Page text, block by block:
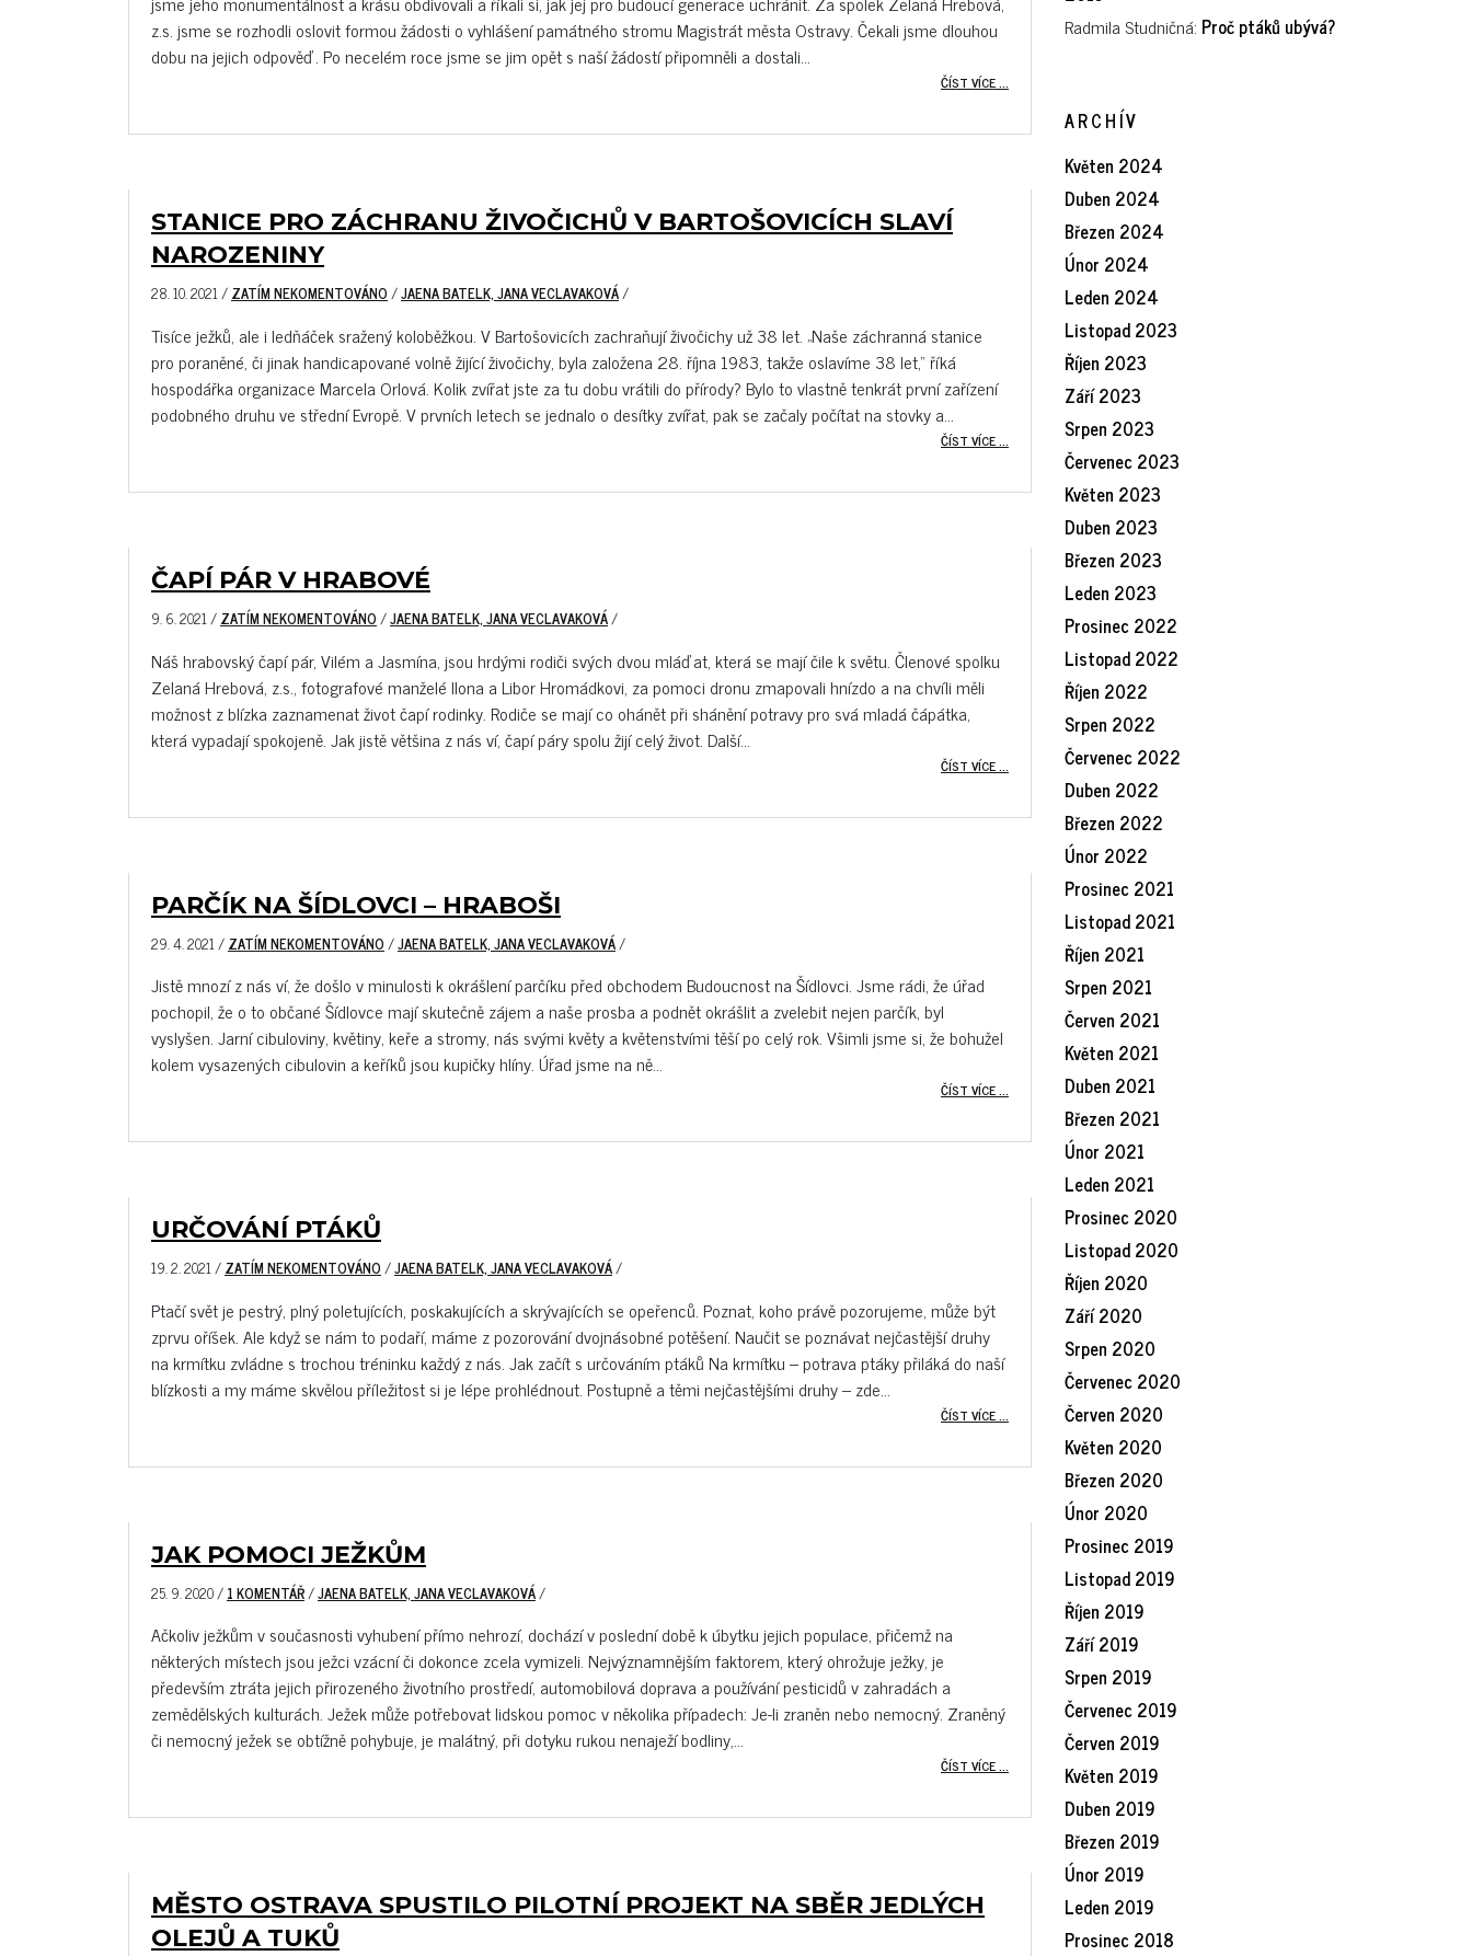
z.s. jsme se rozhodli oslovit formou žádosti o vyhlášení památného stromu Magistrát města Ostravy. Čekali jsme dlouhou
dobu na jejich odpověď. Po necelém roce jsme se jim opět s naší žádostí připomněli a dostali...
ČÍST VÍCE ...
STANICE PRO ZÁCHRANU ŽIVOČICHŮ V BARTOŠOVICÍCH SLAVÍ
NAROZENINY
28. 10. 2021/ZATÍM NEKOMENTOVÁNO/JAENA BATELK, JANA VECLAVAKOVÁ/
Tisíce ježků, ale i ledňáček sražený koloběžkou. V Bartošovicích zachraňují živočichy už 38 let. „Naše záchranná stanice
pro poraněné, či jinak handicapované volně žijící živočichy, byla založena 28. října 1983, takže oslavíme 38 let,“ říká
hospodářka organizace Marcela Orlová. Kolik zvířat jste za tu dobu vrátili do přírody? Bylo to vlastně tenkrát první zařízení
podobného druhu ve střední Evropě. V prvních letech se jednalo o desítky zvířat, pak se začaly počítat na stovky a...
ČÍST VÍCE ...
ČAPÍ PÁR V HRABOVÉ
9. 6. 2021/ZATÍM NEKOMENTOVÁNO/JAENA BATELK, JANA VECLAVAKOVÁ/
Náš hrabovský čapí pár, Vilém a Jasmína, jsou hrdými rodiči svých dvou mláďat, která se mají čile k světu. Členové spolku
Zelaná Hrebová, z.s., fotografové manželé Ilona a Libor Hromádkovi, za pomoci dronu zmapovali hnízdo a na chvíli měli
možnost z blízka zaznamenat život čapí rodinky. Rodiče se mají co ohánět při shánění potravy pro svá mladá čápátka,
která vypadají spokojeně. Jak jistě většina z nás ví, čapí páry spolu žijí celý život. Další...
ČÍST VÍCE ...
PARČÍK NA ŠÍDLOVCI – HRABOŠI
29. 4. 2021/ZATÍM NEKOMENTOVÁNO/JAENA BATELK, JANA VECLAVAKOVÁ/
Jistě mnozí z nás ví, že došlo v minulosti k okrášlení parčíku před obchodem Budoucnost na Šídlovci. Jsme rádi, že úřad
pochopil, že o to občané Šídlovce mají skutečně zájem a naše prosba a podnět okrášlit a zvelebit nejen parčík, byl
vyslyšen. Jarní cibuloviny, květiny, keře a stromy, nás svými květy a květenstvími těší po celý rok. Všimli jsme si, že bohužel
kolem vysazených cibulovin a keříků jsou kupičky hlíny. Úřad jsme na ně...
ČÍST VÍCE ...
URČOVÁNÍ PTÁKŮ
19. 2. 2021/ZATÍM NEKOMENTOVÁNO/JAENA BATELK, JANA VECLAVAKOVÁ/
Ptačí svět je pestrý, plný poletujících, poskakujících a skrývajících se opeřenců. Poznat, koho právě pozorujeme, může být
zprvu oříšek. Ale když se nám to podaří, máme z pozorování dvojnásobné potěšení. Naučit se poznávat nejčastější druhy
na krmítku zvládne s trochou tréninku každý z nás. Jak začít s určováním ptáků Na krmítku – potrava ptáky přiláká do naší
blízkosti a my máme skvělou příležitost si je lépe prohlédnout. Postupně a těmi nejčastějšími druhy – zde...
ČÍST VÍCE ...
JAK POMOCI JEŽKŮM
25. 9. 2020/1 KOMENTÁŘ/JAENA BATELK, JANA VECLAVAKOVÁ/
Ačkoliv ježkům v současnosti vyhubení přímo nehrozí, dochází v poslední době k úbytku jejich populace, přičemž na
některých místech jsou ježci vzácní či dokonce zcela vymizeli. Nejvýznamnějším faktorem, který ohrožuje ježky, je
především ztráta jejich přirozeného životního prostředí, automobilová doprava a používání pesticidů v zahradách a
zemědělských kulturách. Ježek může potřebovat lidskou pomoc v několika případech: Je-li zraněn nebo nemocný. Zraněný
či nemocný ježek se obtížně pohybuje, je malátný, při dotyku rukou nenaježí bodliny,...
ČÍST VÍCE ...
MĚSTO OSTRAVA SPUSTILO PILOTNÍ PROJEKT NA SBĚR JEDLÝCH
OLEJŮ A TUKŮ
Radmila Studničná: Proč ptáků ubývá?
ARCHÍV
Květen 2024
Duben 2024
Březen 2024
Únor 2024
Leden 2024
Listopad 2023
Říjen 2023
Září 2023
Srpen 2023
Červenec 2023
Květen 2023
Duben 2023
Březen 2023
Leden 2023
Prosinec 2022
Listopad 2022
Říjen 2022
Srpen 2022
Červenec 2022
Duben 2022
Březen 2022
Únor 2022
Prosinec 2021
Listopad 2021
Říjen 2021
Srpen 2021
Červen 2021
Květen 2021
Duben 2021
Březen 2021
Únor 2021
Leden 2021
Prosinec 2020
Listopad 2020
Říjen 2020
Září 2020
Srpen 2020
Červenec 2020
Červen 2020
Květen 2020
Březen 2020
Únor 2020
Prosinec 2019
Listopad 2019
Říjen 2019
Září 2019
Srpen 2019
Červenec 2019
Červen 2019
Květen 2019
Duben 2019
Březen 2019
Únor 2019
Leden 2019
Prosinec 2018